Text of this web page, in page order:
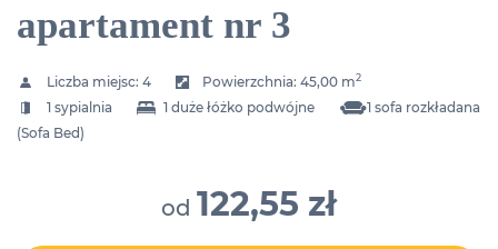
apartament nr 3
Liczba miejsc: 4 Powierzchnia:45,00 m2
1 sypialnia 1 duże łóżko podwójne
1 sofa rozkładana
(Sofa Bed)
od 122,55 zł